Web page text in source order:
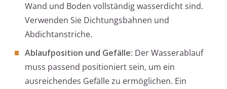
Wand und Boden vollständig wasserdicht sind.
Verwenden Sie Dichtungsbahnen und
Abdichtanstriche.
Ablaufposition und Gefälle: Der Wasserablauf
muss passend positioniert sein, um ein
ausreichendes Gefälle zu ermöglichen. Ein